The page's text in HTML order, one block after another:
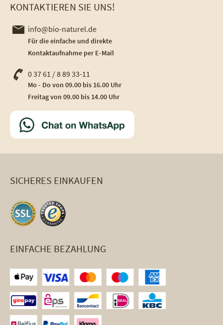
KONTAKTIEREN SIE UNS!
info@bio-naturel.de
Für die einfache und direkte
Kontaktaufnahme per E-Mail
0 37 61 / 8 89 33-11
Mo - Do von 09.00 bis 16.00 Uhr
Freitag von 09.00 bis 14.00 Uhr
SICHERES EINKAUFEN
EINFACHE BEZAHLUNG